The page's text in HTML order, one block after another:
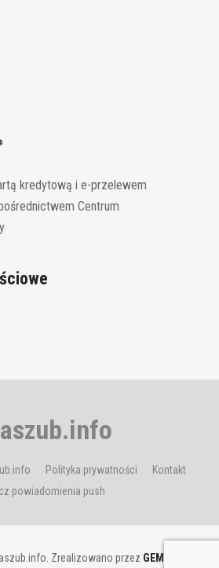
kredytową i e-przelewem
Centrum
Polityka prywatności
Kontakt
powiadomienia push
Zrealizowano przez GEMBIT